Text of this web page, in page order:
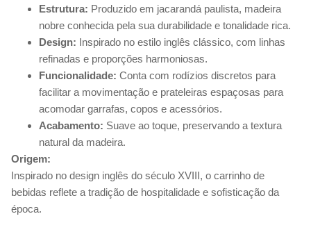
Estrutura: Produzido em jacarandá paulista, madeira
nobre conhecida pela sua durabilidade e tonalidade rica.
Design: Inspirado no estilo inglês clássico, com linhas
refinadas e proporções harmoniosas.
Funcionalidade: Conta com rodízios discretos para
facilitar a movimentação e prateleiras espaçosas para
acomodar garrafas, copos e acessórios.
Acabamento: Suave ao toque, preservando a textura
natural da madeira.
Origem:
Inspirado no design inglês do século XVIII, o carrinho de
bebidas reflete a tradição de hospitalidade e sofisticação da
época.